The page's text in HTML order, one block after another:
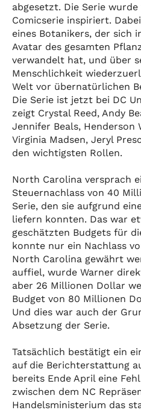
abgesetzt. Die Serie
Comicserie inspiriert.
eines Botanikers, der sich
Avatar des gesamten
verwandelt hat, und über
Menschlichkeit
Welt vor übernatürlichen
Die Serie ist jetzt bei DC
zeigt Crystal Reed, Andy
Jennifer Beals, Henderson
Virginia Madsen, Jeryl
den wichtigsten Rollen.
North Carolina versprach
Steuernachlass von 40
Serie, den sie aufgrund
liefern konnten. Das war
geschätzten Budgets für
konnte nur ein Nachlass
North Carolina gewährt
auffiel, wurde Warner
aber 26 Millionen Dollar
Budget von 80 Millionen
Und dies war auch der
Absetzung der Serie.
Tatsächlich bestätigt ein
auf die Berichterstattung
bereits Ende April eine
zwischen dem NC
Handelsministerium das